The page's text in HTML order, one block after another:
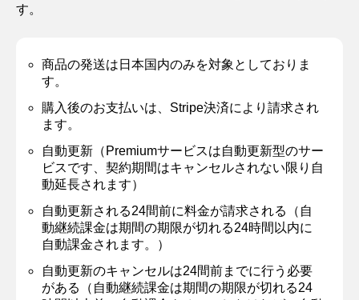
す。
商品の発送は日本国内のみを対象としておりま
す。
購入後のお支払いは、Stripe決済により請求され
ます。
自動更新（Premiumサービスは自動更新型のサー
ビスです、契約期間はキャンセルされない限り自
動延長されます）
自動更新される24間前に料金が請求される（自
動継続課金は期間の期限が切れる24時間以内に
自動課金されます。）
自動更新のキャンセルは24間前までに行う必要
がある（自動継続課金は期間の期限が切れる24